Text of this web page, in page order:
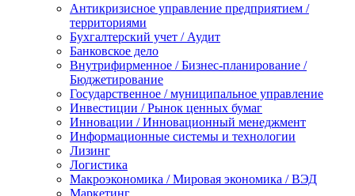
Антикризисное управление предприятием /
территориями
Бухгалтерский учет / Аудит
Банковское дело
Внутрифирменное / Бизнес-планирование /
Бюджетирование
Государственное / муниципальное управление
Инвестиции / Рынок ценных бумаг
Инновации / Инновационный менеджмент
Информационные системы и технологии
Лизинг
Логистика
Макроэкономика / Мировая экономика / ВЭД
Маркетинг